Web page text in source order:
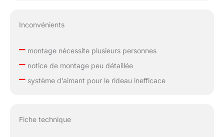
Inconvénients
–montage nécessite plusieurs personnes
–notice de montage peu détaillée
–système d’aimant pour le rideau inefficace
Fiche technique